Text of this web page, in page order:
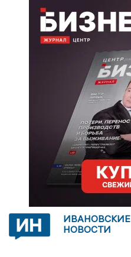
ИВАНОВСКИЕ
НОВОСТИ